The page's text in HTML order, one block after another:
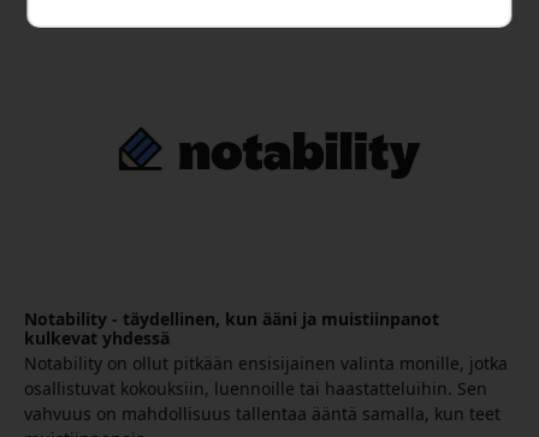
Notability - täydellinen, kun ääni ja muistiinpanot
kulkevat yhdessä
Notability on ollut pitkään ensisijainen valinta monille, jotka
osallistuvat kokouksiin, luennoille tai haastatteluihin. Sen
vahvuus on mahdollisuus tallentaa ääntä samalla, kun teet